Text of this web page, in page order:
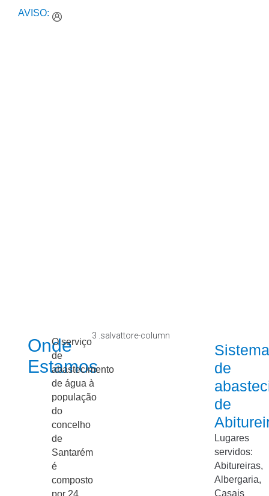
AVISO:
Onde
Estamos
O serviço
de
abastecimento
de água à
população
do
concelho
de
Santarém
é
composto
por 24
Sistema
de
de
Lugares
servidos:
Abitureiras,
Albergaria,
Casais